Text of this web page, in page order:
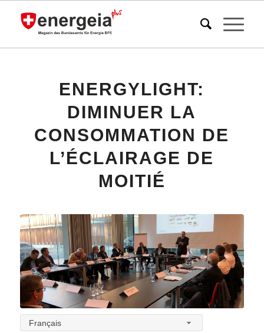
ENERGYLIGHT:
DIMINUER LA
CONSOMMATION DE
L’ÉCLAIRAGE DE
MOITIÉ
Français